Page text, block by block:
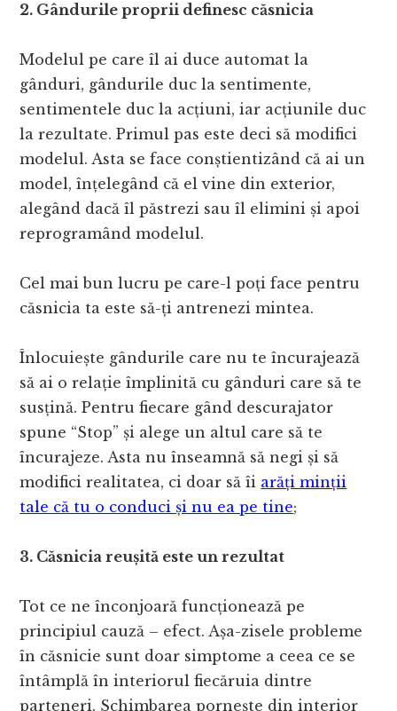
2. Gândurile proprii definesc căsnicia
Modelul pe care îl ai duce automat la
gânduri, gândurile duc la sentimente,
sentimentele duc la acțiuni, iar acțiunile duc
la rezultate. Primul pas este deci să modifici
modelul. Asta se face conștientizând că ai un
model, înțelegând că el vine din exterior,
alegând dacă îl păstrezi sau îl elimini și apoi
reprogramând modelul.
Cel mai bun lucru pe care-l poți face pentru
căsnicia ta este să-ți antrenezi mintea.
Înlocuiește gândurile care nu te încurajează
să ai o relație împlinită cu gânduri care să te
susțină. Pentru fiecare gând descurajator
spune “Stop” și alege un altul care să te
încurajeze. Asta nu înseamnă să negi și să
modifici realitatea, ci doar să îi arăți minții
tale că tu o conduci și nu ea pe tine;
3. Căsnicia reușită este un rezultat
Tot ce ne înconjoară funcționează pe
principiul cauză – efect. Așa-zisele probleme
în căsnicie sunt doar simptome a ceea ce se
întâmplă în interiorul fiecăruia dintre
parteneri. Schimbarea pornește din interior